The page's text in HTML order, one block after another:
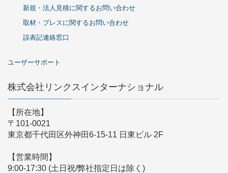
新規・法人見積に関するお問い合わせ
取材・プレスに関するお問い合わせ
誤表記連絡窓口
ユーザーサポート
株式会社リンクスインターナショナル
【所在地】
〒101-0021
東京都千代田区外神田6-15-11 日東ビル 2F
【営業時間】
9:00-17:30 (土日祝/弊社指定日は除く)